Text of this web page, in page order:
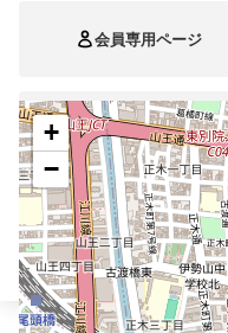
会員専用ページ
ブレスマ
+
−